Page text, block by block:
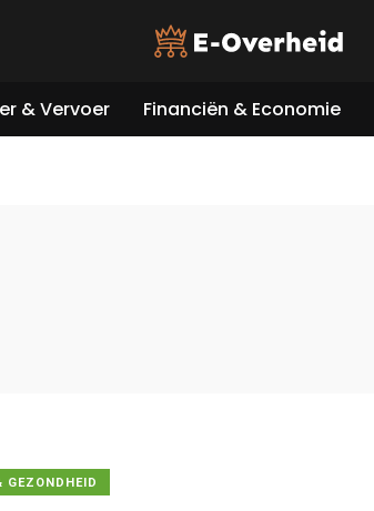
& Vervoer Financiën & Economie
GEZONDHEID